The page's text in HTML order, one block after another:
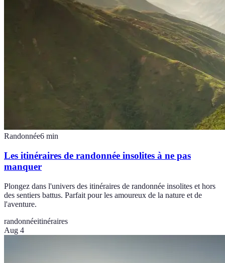
Randonnée6 min
Les itinéraires de randonnée insolites à ne pas
manquer
Plongez dans l'univers des itinéraires de randonnée insolites et hors
des sentiers battus. Parfait pour les amoureux de la nature et de
l'aventure.
randonnéeitinéraires
Aug 4